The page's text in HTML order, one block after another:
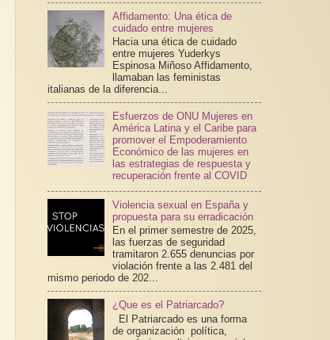
Affidamento: Una ética de
cuidado entre mujeres
Hacia una ética de cuidado
entre mujeres Yuderkys
Espinosa Miñoso Affidamento,
llamaban las feministas
italianas de la diferencia...
Esfuerzos de ONU Mujeres en
América Latina y el Caribe para
promover el Empoderamiento
Económico de las mujeres en
las estrategias de respuesta y
recuperación frente al COVID
Violencia sexual en España y
propuesta para su erradicación
En el primer semestre de 2025,
las fuerzas de seguridad
tramitaron 2.655 denuncias por
violación frente a las 2.481 del
mismo periodo de 202...
¿Que es el Patriarcado?
El Patriarcado es una forma
de organización política,